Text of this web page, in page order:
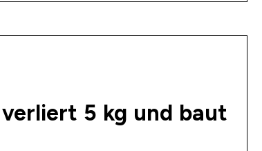
5 kg und baut